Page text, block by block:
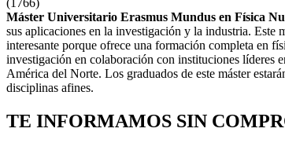
(1766)
Máster Universitario Erasmus Mundus en Física
sus aplicaciones en la investigación y la industria. Este
interesante porque ofrece una formación completa en
investigación en colaboración con instituciones líderes
América del Norte. Los graduados de este máster
disciplinas afines.
TE INFORMAMOS SIN